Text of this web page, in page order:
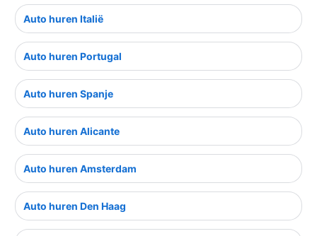
Auto huren Italië
Auto huren Portugal
Auto huren Spanje
Auto huren Alicante
Auto huren Amsterdam
Auto huren Den Haag